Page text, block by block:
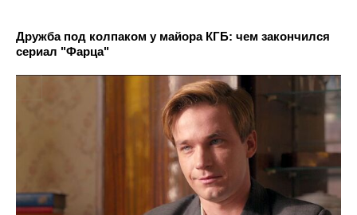
Дружба под колпаком у майора КГБ: чем закончился
сериал "Фарца"